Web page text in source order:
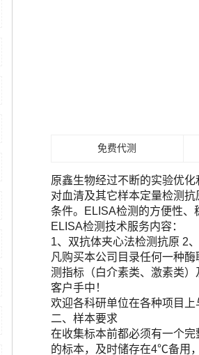
免费代测
原鑫生物经过不断的实验优
对血清及其它样本定量检测
条件。ELISA检测的方便性、
ELISA检测技术服务内容：
1、双抗体夹心法检测抗原 2
凡购买本公司目录任何一种
测指标（白介素类、激素类
客户手中！
欢迎各科研单位在各种项目
二、样本要求
在收集标本前都必须有一个
的标本，及时储存在4℃备用